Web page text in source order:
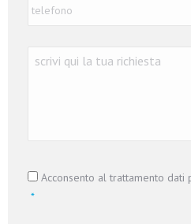
Richiesta
Consenso
Acconsento al trattamento
*